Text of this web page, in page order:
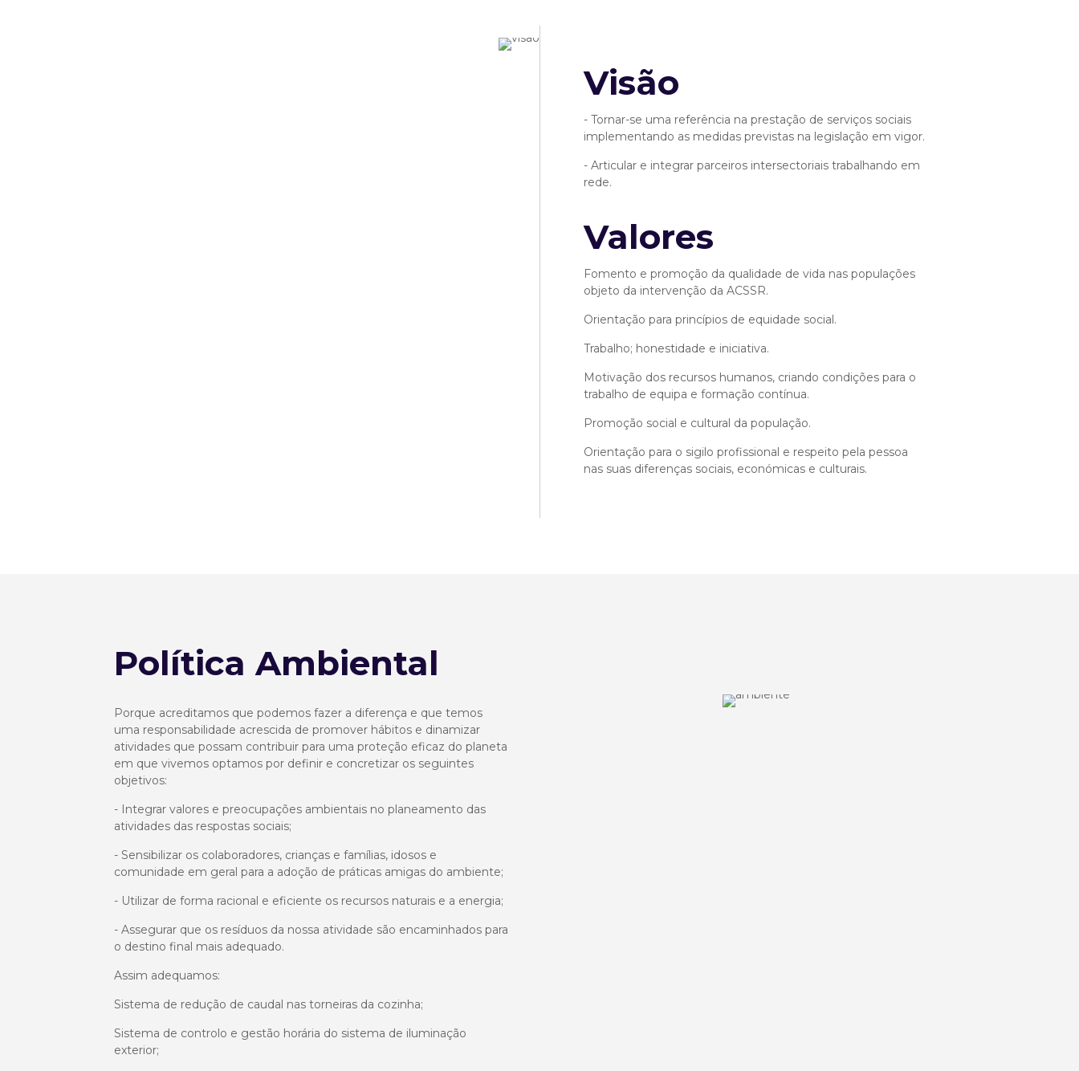
Visão
- Tornar-se uma referência na prestação de serviços sociais
implementando as medidas previstas na legislação em vigor.
- Articular e integrar parceiros intersectoriais trabalhando em
rede.
Valores
Fomento e promoção da qualidade de vida nas populações
objeto da intervenção da ACSSR.
Orientação para princípios de equidade social.
Trabalho; honestidade e iniciativa.
Motivação dos recursos humanos, criando condições para o
trabalho de equipa e formação contínua.
Promoção social e cultural da população.
Orientação para o sigilo profissional e respeito pela pessoa
nas suas diferenças sociais, económicas e culturais.
Política Ambiental
Porque acreditamos que podemos fazer a diferença e que temos
uma responsabilidade acrescida de promover hábitos e dinamizar
atividades que possam contribuir para uma proteção eficaz do planeta
em que vivemos optamos por definir e concretizar os seguintes
objetivos:
- Integrar valores e preocupações ambientais no planeamento das
atividades das respostas sociais;
- Sensibilizar os colaboradores, crianças e famílias, idosos e
comunidade em geral para a adoção de práticas amigas do ambiente;
- Utilizar de forma racional e eficiente os recursos naturais e a energia;
- Assegurar que os resíduos da nossa atividade são encaminhados para
o destino final mais adequado.
Assim adequamos:
Sistema de redução de caudal nas torneiras da cozinha;
Sistema de controlo e gestão horária do sistema de iluminação
exterior;